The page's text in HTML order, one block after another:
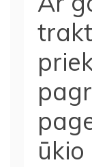
ūkio